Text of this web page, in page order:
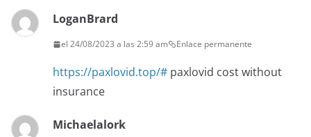
LoganBrard
el 24/08/2023 a las 2:59 am Enlace permanente
https://paxlovid.top/# paxlovid cost without
insurance
Michaelalork